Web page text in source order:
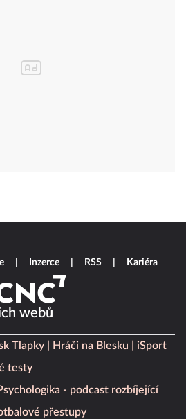
webů
Tlapky Hráči na Blesku
iSport
testy
- podcast rozbíjející
přestupy
Inzerce RSS Kariéra